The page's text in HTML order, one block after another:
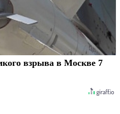
взрыва в Москве 7